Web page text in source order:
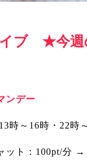
ブ ★今週
ンデー
時～16時・22時
ット：100pt/分 →